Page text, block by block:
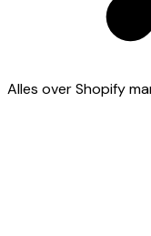
Alles over Shopify